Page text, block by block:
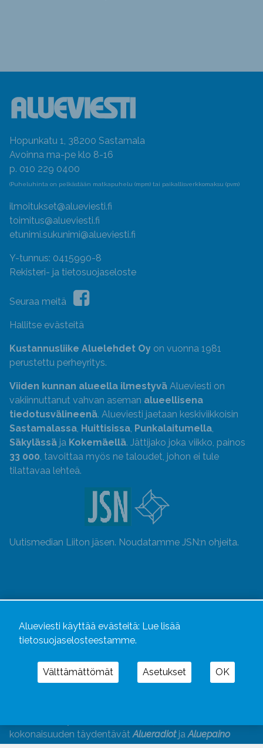
Hopunkatu 1, 38200 Sastamala
Avoinna ma-pe klo 8-16
p. 010 229 0400
(Puheluhinta on pelkästään matkapuhelu (mpm) tai paikallisverkkomaksu (pvm)
ilmoitukset@alueviesti.fi
toimitus@alueviesti.fi
etunimi.sukunimi@alueviesti.fi
Y-tunnus: 0415990-8
Rekisteri- ja tietosuojaseloste
Seuraa meitä
Hallitse evästeitä
Kustannusliike Aluelehdet Oy on vuonna 1981
perustettu perheyritys.
Viiden kunnan alueella ilmestyvä Alueviesti on
vakiinnuttanut vahvan aseman alueellisena
tiedotusvälineenä. Alueviesti jaetaan keskiviikkoisin
Sastamalassa, Huittisissa, Punkalaitumella,
Säkylässä ja Kokemäellä. Jättijako joka viikko, painos
33 000, tavoittaa myös ne taloudet, johon ei tule
tilattavaa lehteä.
Uutismedian Liiton jäsen. Noudatamme JSN:n ohjeita.
kokonaisuuden täydentävätAlueradiotjaAluepaino
Alueviesti käyttää evästeitä: Lue lisää
tietosuojaselosteestamme.
Välttämättömät Asetukset OK